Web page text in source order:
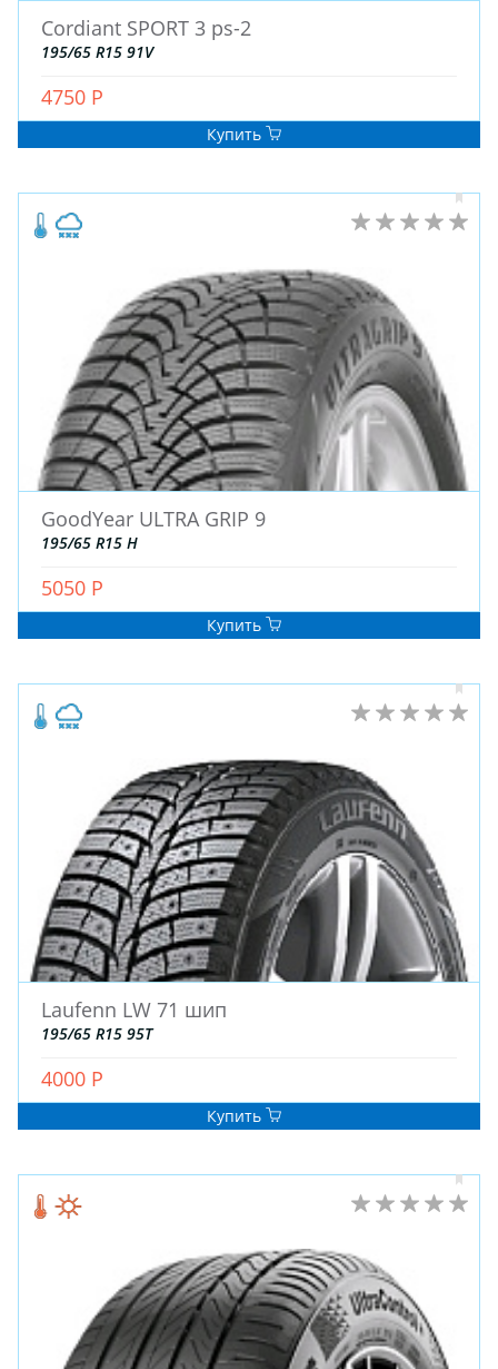
ЗИМНИЕ
ЛЕТНИЕ
ЛИТЫЕ
ШТАМПОВАНЫЕ
ДЛЯ ГРУЗОВЫХ АВТО
ДЛЯ ГРУЗОВЫХ АВТО
ДЛЯ ЛЕГКОВЫХ АВТО
АККУМУЛЯТОРЫ
Cordiant SPORT 3 ps-2
195/65 R15 91V
4750 Р
Купить
GoodYear ULTRA GRIP 9
195/65 R15 H
5050 Р
Купить
Laufenn LW 71 шип
195/65 R15 95T
4000 Р
Купить